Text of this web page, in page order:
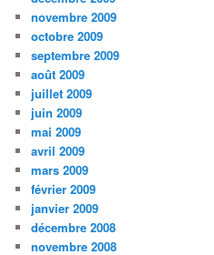
novembre 2009
octobre 2009
septembre 2009
août 2009
juillet 2009
juin 2009
mai 2009
avril 2009
mars 2009
février 2009
janvier 2009
décembre 2008
novembre 2008